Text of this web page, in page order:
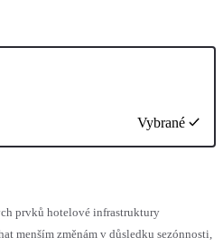
Vybrané
prvků hotelové infrastruktury
menším změnám v důsledku sezónnosti,